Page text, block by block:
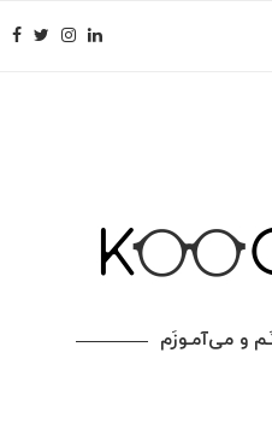
و می‌آمـوزَم